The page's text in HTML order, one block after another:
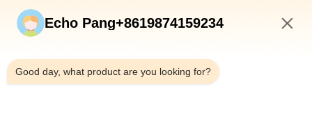
Snelkoppelingen
Producten
Over Ons
Echo Pang+8619874159234
Good day, what product are you looking for?